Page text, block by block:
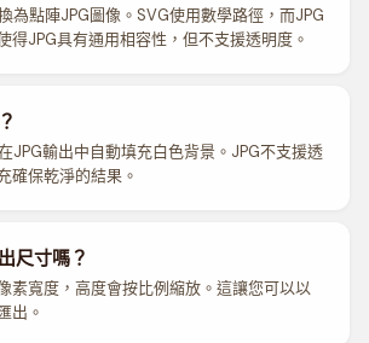
為點陣JPG圖像。SVG使用數學路徑，而JPG
得JPG具有通用相容性，但不支援透明度。
JPG輸出中自動填充白色背景。JPG不支援透
確保乾淨的結果。
尺寸嗎？
素寬度，高度會按比例縮放。這讓您可以以
出。